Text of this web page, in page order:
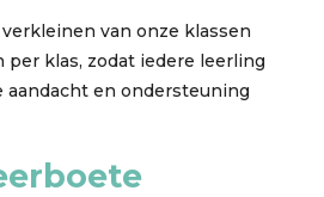
van onze klassen
per klas, zodat iedere leerling
aandacht en ondersteuning